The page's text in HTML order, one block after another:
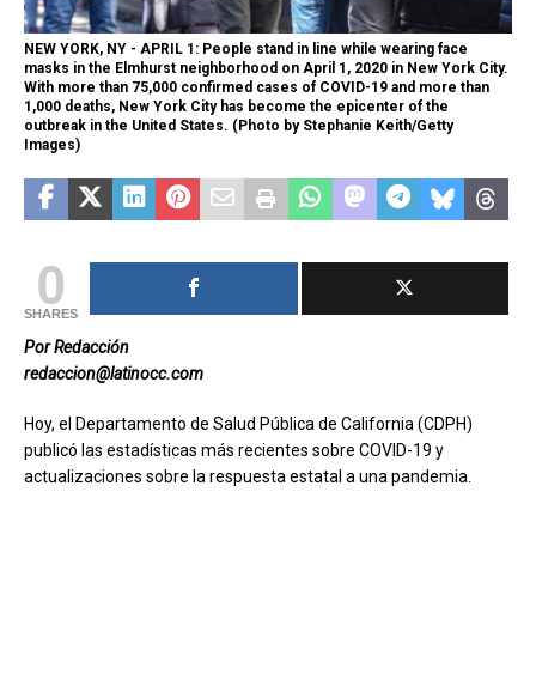
NEW YORK, NY - APRIL 1: People stand in line while wearing face
masks in the Elmhurst neighborhood on April 1, 2020 in New York City.
With more than 75,000 confirmed cases of COVID-19 and more than
1,000 deaths, New York City has become the epicenter of the
outbreak in the United States. (Photo by Stephanie Keith/Getty
Images)
0
SHARES
Por Redacción
redaccion@latinocc.com
Hoy, el Departamento de Salud Pública de California (CDPH)
publicó las estadísticas más recientes sobre COVID-19 y
actualizaciones sobre la respuesta estatal a una pandemia.